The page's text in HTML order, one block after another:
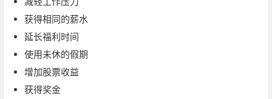
获得相同的薪水
延长福利时间
使用未休的假期
增加股票收益
获得奖金